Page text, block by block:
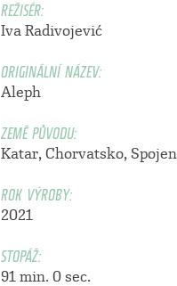
REŽISÉR:
Iva Radivojević
ORIGINÁLNÍ NÁZEV:
Aleph
ZEMĚ PŮVODU:
Katar, Chorvatsko,
ROK VÝROBY:
2021
STOPÁŽ:
91 min. 0 sec.